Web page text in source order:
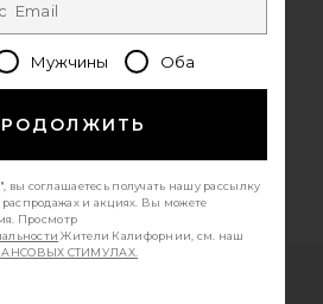
Мужчины Оба
соглашаетесь получать нашу рассылку
и акциях. Вы можете
Просмотр
Жители Калифорнии, см. наш
СТИМУЛАХ.